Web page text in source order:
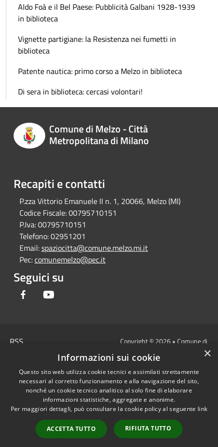
Aldo Foà e il Bel Paese: Pubblicità Galbani 1928-1939
in biblioteca
Vignette partigiane: la Resistenza nei fumetti in
biblioteca
Patente nautica: primo corso a Melzo in biblioteca
Di sera in biblioteca: cercasi volontari!
Comune di Melzo - Città
Metropolitana di Milano
Recapiti e contatti
P.zza Vittorio Emanuele II n. 1, 20066, Melzo (MI)
Codice Fiscale:00795710151
P.Iva:00795710151
Telefono:02951201
Email:spaziocitta@comune.melzo.mi.it
Pec:comunemelzo@pec.it
Seguici su
Facebook
RSS
Cookie
Mappa del sito
Area Interna
Dichiarazione di
accessibilità e/o
segnalazioni di non
Copyright © 2026 • Comune di
Melzo - Città Metropolitana di
Milano • Powered by
Municipium•Accesso
redazione
×
Informazioni sui cookie
Questo sito web utilizza cookie tecnici e assimilati strettamente
necessari al corretto funzionamento e alla navigazione del sito,
nonché un cookie tecnico analitico al solo fine di elaborare
informazioni statistiche, aggregate e anonime.
Per maggiori dettagli, può consultare la cookie policy al seguente link
ACCETTA TUTTO RIFIUTA TUTTO